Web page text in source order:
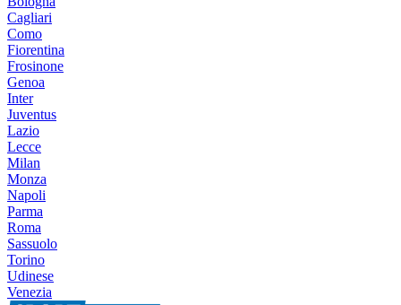
Cagliari
Como
Fiorentina
Frosinone
Genoa
Inter
Juventus
Lazio
Lecce
Milan
Monza
Napoli
Parma
Roma
Sassuolo
Torino
Udinese
Venezia